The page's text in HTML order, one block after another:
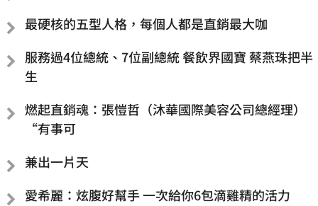
最硬核的五型人格，每個人都是直銷最大咖
服務過4位總統、7位副總統 餐飲界國寶 蔡燕珠把半
生
燃起直銷魂：張愷哲（沐華國際美容公司總經理）
“有事可
兼出一片天
愛希麗：炫腹好幫手 一次給你6包滴雞精的活力